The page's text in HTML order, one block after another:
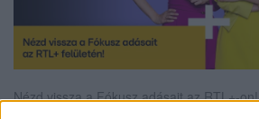
Nézd vissza a Fókusz adásait az RTL+-on!